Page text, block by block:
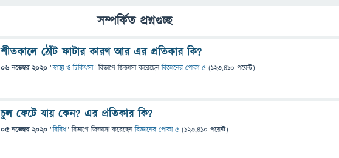
সম্পর্কিত প্রশ্নগুচ্ছ
শীতকালে ঠোঁট ফাটার কারণ আর এর প্রতিকার কি?
06 নভেম্বর 2020 "স্বাস্থ্য ও চিকিৎসা" বিভাগে জিজ্ঞাসাকরেছেনবিজ্ঞানের পোকা ৫ (123,410 পয়েন্ট)
চুল ফেটে যায় কেন? এর প্রতিকার কি?
05 নভেম্বর 2020 "বিবিধ" বিভাগে জিজ্ঞাসাকরেছেনবিজ্ঞানের পোকা ৫ (123,410 পয়েন্ট)